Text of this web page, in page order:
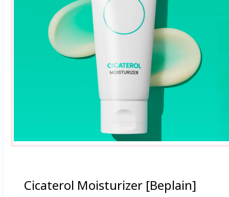
Cicaterol Moisturizer [Beplain]